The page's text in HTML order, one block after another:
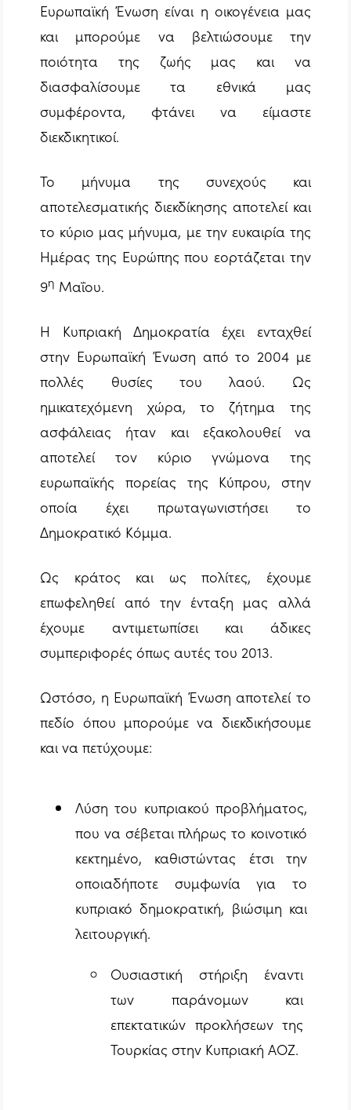
Ευρωπαϊκή Ένωση είναι η οικογένεια μας
και μπορούμε να βελτιώσουμε την
ποιότητα της ζωής μας και να
διασφαλίσουμε τα εθνικά μας
συμφέροντα, φτάνει να είμαστε
διεκδικητικοί.
Το μήνυμα της συνεχούς και
αποτελεσματικής διεκδίκησης αποτελεί και
το κύριο μας μήνυμα, με την ευκαιρία της
Ημέρας της Ευρώπης που εορτάζεται την
9η Μαΐου.
Η Κυπριακή Δημοκρατία έχει ενταχθεί
στην Ευρωπαϊκή Ένωση από το 2004 με
πολλές θυσίες του λαού. Ως
ημικατεχόμενη χώρα, το ζήτημα της
ασφάλειας ήταν και εξακολουθεί να
αποτελεί τον κύριο γνώμονα της
ευρωπαϊκής πορείας της Κύπρου, στην
οποία έχει πρωταγωνιστήσει το
Δημοκρατικό Κόμμα.
Ως κράτος και ως πολίτες, έχουμε
επωφεληθεί από την ένταξη μας αλλά
έχουμε αντιμετωπίσει και άδικες
συμπεριφορές όπως αυτές του 2013.
Ωστόσο, η Ευρωπαϊκή Ένωση αποτελεί το
πεδίο όπου μπορούμε να διεκδικήσουμε
και να πετύχουμε:
Λύση του κυπριακού προβλήματος,
που να σέβεται πλήρως το κοινοτικό
κεκτημένο, καθιστώντας έτσι την
οποιαδήποτε συμφωνία για το
κυπριακό δημοκρατική, βιώσιμη και
λειτουργική.
Ουσιαστική στήριξη έναντι
των παράνομων και
επεκτατικών προκλήσεων της
Τουρκίας στην Κυπριακή ΑΟΖ.